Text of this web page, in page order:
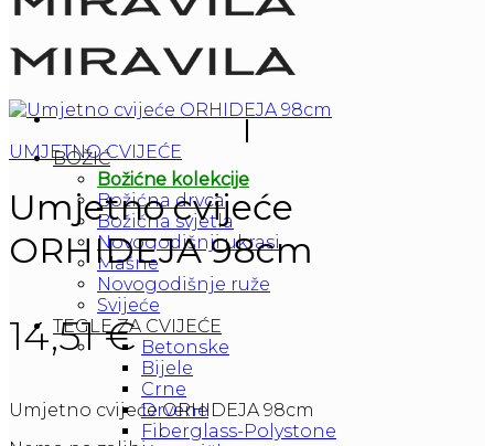
BOŽIĆ
Božićne kolekcije
Božićna drvca
Božićna svjetla
Novogodišnji ukrasi
Mašne
Novogodišnje ruže
Svijeće
TEGLE ZA CVIJEĆE
Betonske
Bijele
Crne
Drvene
Fiberglass-Polystone
UMJETNO CVIJEĆE
Umjetno cvijeće
ORHIDEJA 98cm
14,51€
Umjetno cvijeće ORHIDEJA 98cm